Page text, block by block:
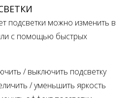
подсветки можно изменить в
с помощью быстрых
/ выключить подсветку
/ уменьшить яркость